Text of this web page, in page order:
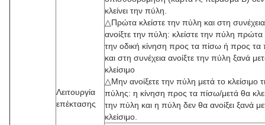
Λειτουργία
επέκτασης
κλείνει την πύλη.
△Πρώτα κλείστε την πύλη και στη συνέχεια
ανοίξτε την πύλη: κλείστε την πύλη πρώτα
την οδική κίνηση προς τα πίσω ή προς τα
και στη συνέχεια ανοίξτε την πύλη ξανά
κλείσιμο
△Μην ανοίξετε την πύλη μετά το κλείσιμο
πύλης: η κίνηση προς τα πίσω/μετά θα
την πύλη και η πύλη δεν θα ανοίξει ξανά
κλείσιμο.